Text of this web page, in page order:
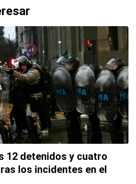
12 detenidos y cuatro
los incidentes en el